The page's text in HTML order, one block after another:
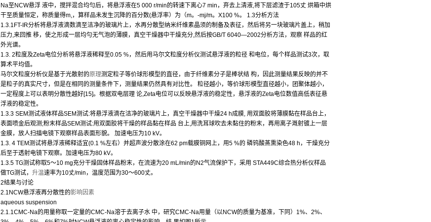
Na至NCW悬浮 液中，搅拌混合均勻后，将悬浮液在5 000 r/min的转速下离心7 min，弃去上清液,将下层滤渣于105丈 烘箱中烘
干至质量恒定，称质量得m,，算样品未发生沉降的百分数(悬浮率）为（m。-mj/m。X100 %。 1.3分析方法
1.3.1FT-IR分析将悬浮液滴数滴至洁净的玻璃片上，水再分散型纳米纤维素晶须的制备及表征，然后将另一块玻璃片盖上，稍加
压力,来回推 移，使之形成一层均勻无气泡的薄膜，真空干燥器中干燥充分,然后按GB/T 6040—2002分析方法，观察 样品的红
外光谱。
1.3. 2粒度及Zeta电位分析将悬浮液稀释至0.05 %，然后用马尔文粒度分析仪测试悬浮液的粒径 和电位，每个样品测试3次，取
算术平均值。
马尔文粒度分析仪是基于光散射的原理测定粒子等价球形模型的直径，由于纤维素分子是棒状结 构，因此测量结果反映的并不
是粒子的真实尺寸，但是在相同的测量条件下，测量结果仍然具有对比性。 粒径越小，等价球形模型直径越小，团聚体越小，
一定程度上可以表明分散性越好[15]。根据双电层理 论,Zeta电位可以反映悬浮液的稳定性，悬浮液的Zeta电位数值高低表征悬
浮液的稳定性。
1.3.3 SEM测试液体样品SEM测试:将悬浮液滴在洁净的玻璃片上，真空干燥器中干燥24 h成膜, 用双面胶将薄膜黏在样品台上，
表面喷金后观测;粉末样品SEM测试:用双面胶将干燥的样品黏在样品 台上,用洗耳球吹去未黏住的粉末，再用离子溉射镀上一层
金膜，放人扫描电镜下观察样品表面形貌。 加速电压为10 kV。
1.3. 4 TEM测试将悬浮液稀释适宜(0.1 %左右）并超声波分散涂在62 pm载膜铜网上，用5 %的 磷钨酸蒸熏染色48 h，干燥充分
后至于透射电镜下观察。加速电压为80 kV。
1.3.5 TG测试称取5〜10 mg充分干燥固体样品粉末，在流速为20 mL/min的N2气流保护下，采用 STA449C综合热分析仪样品
做TG测试， 升温速率为10丈/min，温度范围为30〜600丈。
2结果与讨论
2.1NCW悬浮液再分散性的影响因素
aqueous suspension
2.1.1CMC-Na的用量称取一定量的CMC-Na溶于去离子水 中，研究CMC-Na用量（以NCW的质量为基准，下同）1%、2%、